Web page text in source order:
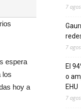
espera
los
hoy a
7
7
El
o
EHU
7